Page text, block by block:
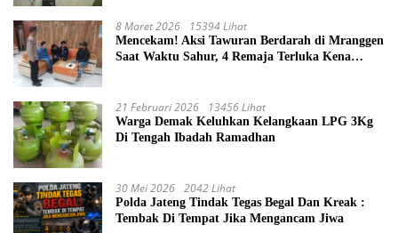
8 Maret 2026 15394 Lihat
Mencekam! Aksi Tawuran Berdarah di Mranggen
Saat Waktu Sahur, 4 Remaja Terluka Kena
21 Februari 2026 13456 Lihat
Warga Demak Keluhkan Kelangkaan LPG 3Kg
Di Tengah Ibadah Ramadhan
30 Mei 2026 2042 Lihat
Polda Jateng Tindak Tegas Begal Dan Kreak :
Tembak Di Tempat Jika Mengancam Jiwa